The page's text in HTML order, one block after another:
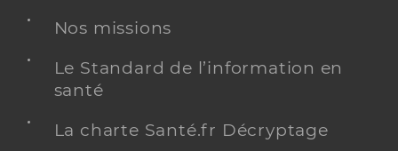
Nos missions
Le Standard de l’information en
santé
La charte Santé.fr Décryptage